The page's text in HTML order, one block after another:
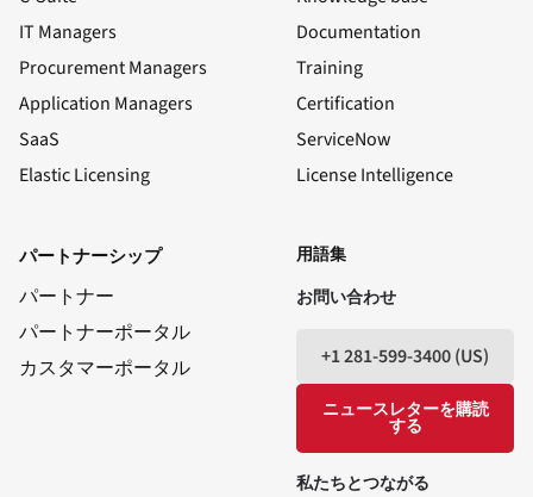
IT Managers
Procurement Managers
Application Managers
SaaS
Elastic Licensing
Documentation
Training
Certification
ServiceNow
License Intelligence
パートナーシップ
パートナー
パートナーポータル
カスタマーポータル
用語集
お問い合わせ
+1 281-599-3400 (US)
ニュースレターを購読
する
私たちとつながる